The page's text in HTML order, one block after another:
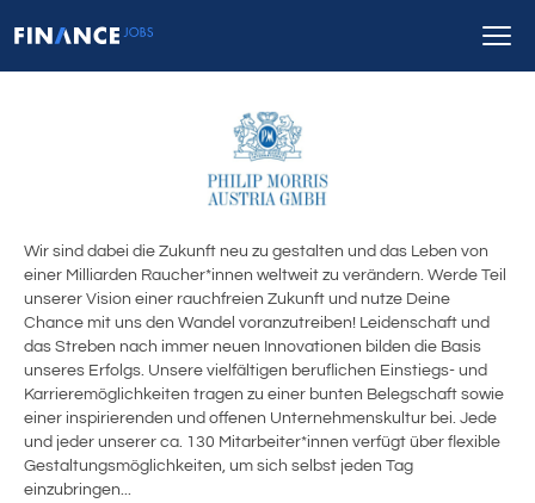
Wir sind dabei die Zukunft neu zu gestalten und das Leben von
einer Milliarden Raucher*innen weltweit zu verändern. Werde Teil
unserer Vision einer rauchfreien Zukunft und nutze Deine
Chance mit uns den Wandel voranzutreiben! Leidenschaft und
das Streben nach immer neuen Innovationen bilden die Basis
unseres Erfolgs. Unsere vielfältigen beruflichen Einstiegs- und
Karrieremöglichkeiten tragen zu einer bunten Belegschaft sowie
einer inspirierenden und offenen Unternehmenskultur bei. Jede
und jeder unserer ca. 130 Mitarbeiter*innen verfügt über flexible
Gestaltungsmöglichkeiten, um sich selbst jeden Tag
einzubringen...